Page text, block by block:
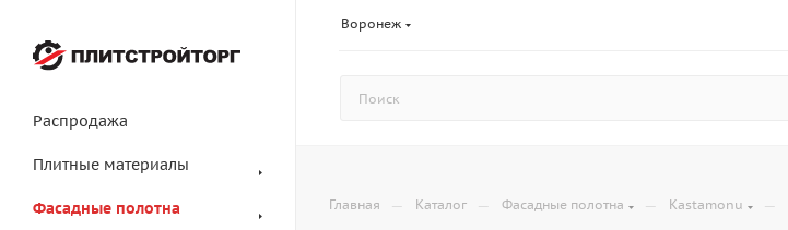
Воронеж
Распродажа
Плитные материалы
Фасадные полотна Главная — Каталог — Фасадные полотна — Kastamonu —